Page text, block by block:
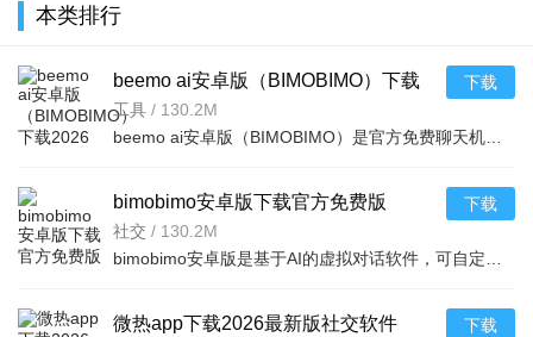
本类排行
beemo ai安卓版（BIMOBIMO）下载
2026官方免费版v2.50.3安卓最新版
工具 / 130.2M
下载
bimobimo安卓版下载官方免费版
v2.50.3最新安卓版
社交 / 130.2M
下载
微热app下载2026最新版社交软件
下载